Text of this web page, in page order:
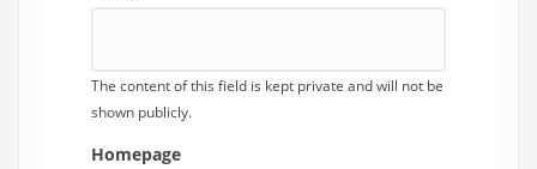
The content of this field is kept private and will not be
shown publicly.
Homepage